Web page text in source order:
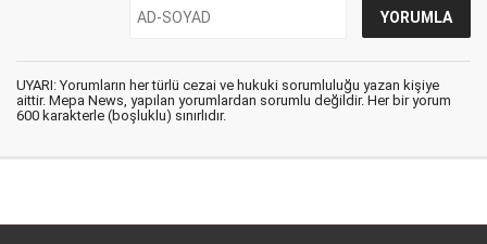
UYARI: Yorumların her türlü cezai ve hukuki sorumluluğu yazan kişiye
aittir. Mepa News, yapılan yorumlardan sorumlu değildir. Her bir yorum
600 karakterle (boşluklu) sınırlıdır.